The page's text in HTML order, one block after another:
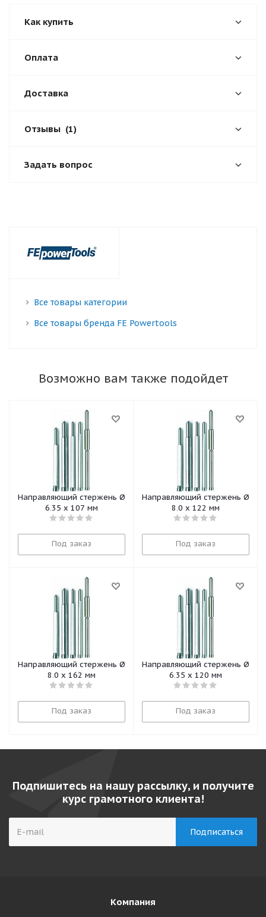
Как купить
Оплата
Доставка
Отзывы (1)
Задать вопрос
Все товары категории
Все товары бренда FE Powertools
Возможно вам также подойдет
Направляющий стержень Ø
6,35 x 107 мм
Под заказ
Направляющий стержень Ø
8,0 x 122 мм
Под заказ
Направляющий стержень Ø
8,0 x 162 мм
Под заказ
Направляющий стержень Ø
6,35 x 120 мм
Под заказ
Подпишитесь на нашу рассылку, и получите
курс грамотного клиента!
Компания